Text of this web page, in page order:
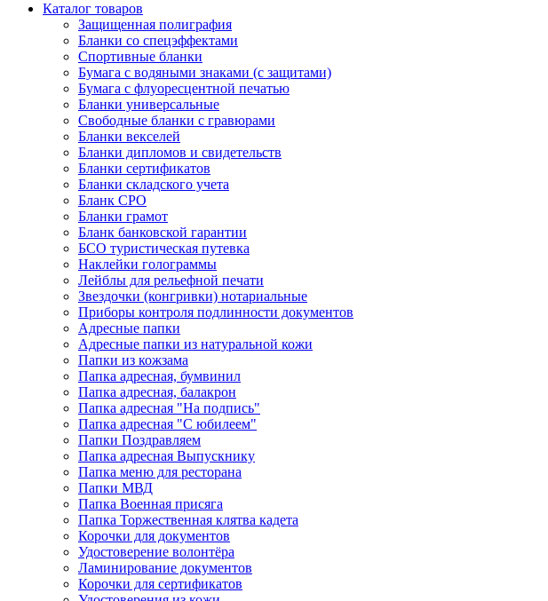
Каталог товаров
Защищенная полиграфия
Бланки со спецэффектами
Спортивные бланки
Бумага с водяными знаками (с защитами)
Бумага с флуоресцентной печатью
Бланки универсальные
Свободные бланки с гравюрами
Бланки векселей
Бланки дипломов и свидетельств
Бланки сертификатов
Бланки складского учета
Бланк СРО
Бланки грамот
Бланк банковской гарантии
БСО туристическая путевка
Наклейки голограммы
Лейблы для рельефной печати
Звездочки (конгривки) нотариальные
Приборы контроля подлинности документов
Адресные папки
Адресные папки из натуральной кожи
Папки из кожзама
Папка адресная, бумвинил
Папка адресная, балакрон
Папка адресная "На подпись"
Папка адресная "C юбилеем"
Папки Поздравляем
Папка адресная Выпускнику
Папка меню для ресторана
Папки МВД
Папка Военная присяга
Папка Торжественная клятва кадета
Корочки для документов
Удостоверение волонтёра
Ламинирование документов
Корочки для сертификатов